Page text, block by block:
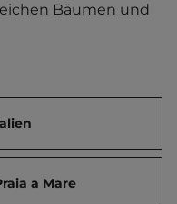
Bäumen und
a Mare